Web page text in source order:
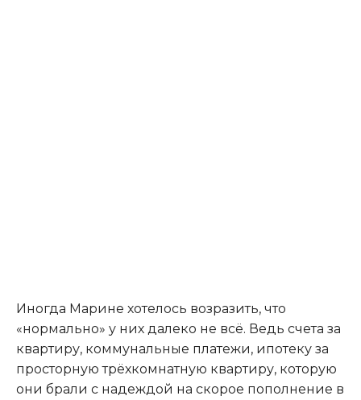
Иногда Марине хотелось возразить, что
«нормально» у них далеко не всё. Ведь счета за
квартиру, коммунальные платежи, ипотеку за
просторную трёхкомнатную квартиру, которую
они брали с надеждой на скорое пополнение в